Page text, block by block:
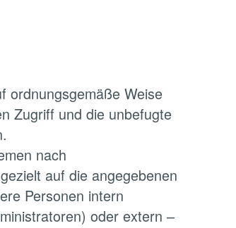
ordnungsgemäße Weise
Zugriff und die unbefugte
nach
auf die angegebenen
Personen intern
oder extern –